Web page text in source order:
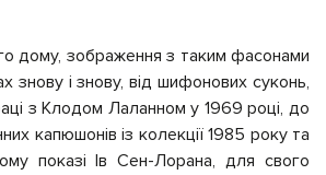
дому, зображення з таким фасонами
знову і знову, від шифонових суконь,
з Клодом Лаланном у 1969 році, до
капюшонів із колекції 1985 року та
показі Ів Сен-Лорана, для свого